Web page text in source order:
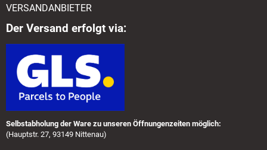
VERSANDANBIETER
Der Versand erfolgt via:
Selbstabholung der Ware zu unseren Öffnungenzeiten möglich:
(Hauptstr. 27, 93149 Nittenau)